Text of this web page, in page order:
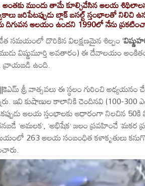
ముందు తామే కూల్చివేసిన ఆలయ
జరిపేటప్పుడు బ్లాక్‌ బసల్ట్‌ స్తంభాలతో
ఆలయం ఉందని 1990లో నేను
సమయంలో దొరికిన విలక్షణమైన శిల్పం
విష్ణుమూర్తి అవతారం) ఈ దేవాలయం
ఉంది.
శ్రీ వాత్సవలు ఈ స్థలం గురించి అధ్యయనం
ఇవి కుషాణుల కాలానికి చెందినవి (100-
ఒకప్పుడు ఆలయ స్తంభాలకు ఆధారంగా నిలచిన
‘అభిషేక’ జలం ప్రవహించే ‘మకర
263 ఆలయ సంబంధిత కళాకృతులు